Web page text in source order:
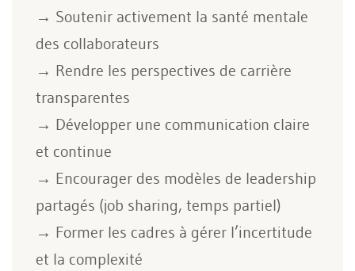
→ Soutenir activement la santé mentale
des collaborateurs
→ Rendre les perspectives de carrière
transparentes
→ Développer une communication claire
et continue
→ Encourager des modèles de leadership
partagés (job sharing, temps partiel)
→ Former les cadres à gérer l’incertitude
et la complexité